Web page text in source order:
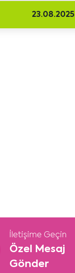
23.08.2025
İletişime Geçin
Özel Mesaj
Gönder